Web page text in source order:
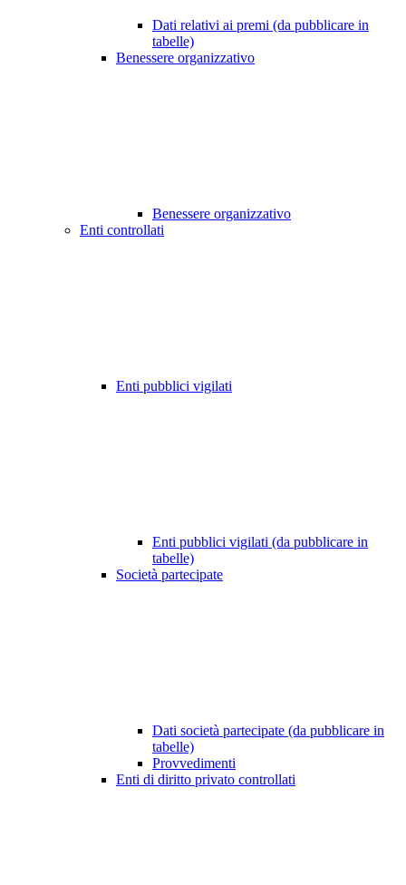
Dati relativi ai premi (da pubblicare in
tabelle)
Benessere organizzativo
Benessere organizzativo
Enti controllati
Enti pubblici vigilati
Enti pubblici vigilati (da pubblicare in
tabelle)
Società partecipate
Dati società partecipate (da pubblicare in
tabelle)
Provvedimenti
Enti di diritto privato controllati